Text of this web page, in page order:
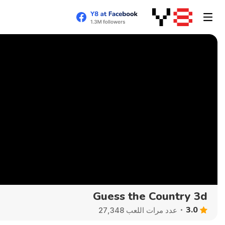
Guess the Country 3d
3.0 عدد مرات اللعب 27,348